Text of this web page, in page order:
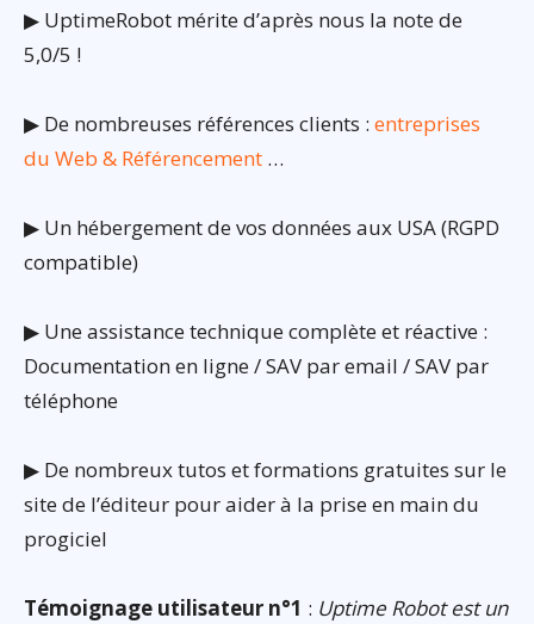
▶ UptimeRobot mérite d’après nous la note de
5,0/5 !
▶ De nombreuses références clients : entreprises
du Web & Référencement …
▶ Un hébergement de vos données aux USA (RGPD
compatible)
▶ Une assistance technique complète et réactive :
Documentation en ligne / SAV par email / SAV par
téléphone
▶ De nombreux tutos et formations gratuites sur le
site de l’éditeur pour aider à la prise en main du
progiciel
Témoignage utilisateur n°1 : Uptime Robot est un